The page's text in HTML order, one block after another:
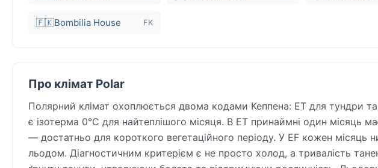
🇫🇰Bombilia House FK
Про клімат Polar
Полярний клімат охоплюється двома кодами Кеппена: ET для тундри
є ізотерма 0°C для найтеплішого місяця. В ET принаймні один місяць
— достатньо для короткого вегетаційного періоду. У EF кожен місяць
льодом. Діагностичним критерієм є не просто холод, а тривалість